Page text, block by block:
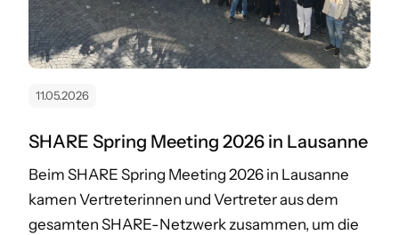
11.05.2026
SHARE Spring Meeting 2026 in Lausanne
Beim SHARE Spring Meeting 2026 in Lausanne
kamen Vertreterinnen und Vertreter aus dem
gesamten SHARE-Netzwerk zusammen, um die